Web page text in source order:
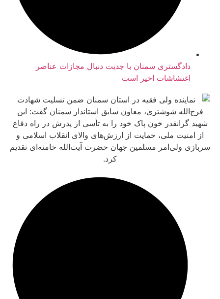
سمنان با جدیت دنبال مجازات عناصر
اخیر است